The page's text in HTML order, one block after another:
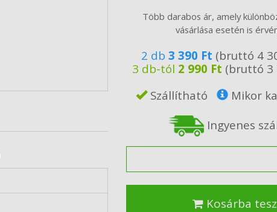
Több darabos ár, amely
vásárlása esetén is
2 db 3 390 Ft (bruttó 4
3 db-tól 2 990 Ft (bruttó 3
Szállítható
Mikor
Ingyenes
Kosárba tesz